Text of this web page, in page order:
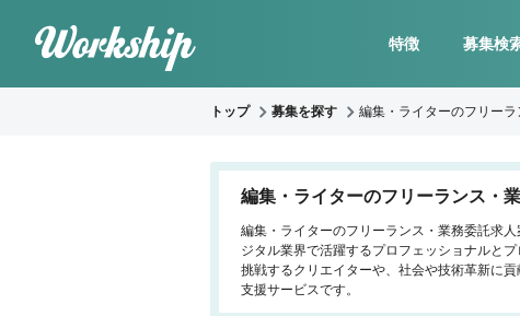
特徴 募集検
トップ 募集を探す 編集・ライターのフリーラ
編集・ライターのフリーランス・
編集・ライターのフリーランス・業務委託求
ジタル業界で活躍するプロフェッショナルと
挑戦するクリエイターや、社会や技術革新に
支援サービスです。